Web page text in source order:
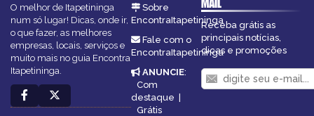
O melhor de Itapetininga
num só lugar! Dicas, onde ir,
o que fazer, as melhores
empresas, locais, serviços e
muito mais no guia Encontra
Itapetininga.
Sobre
EncontraItapetininga
Fale com o
EncontraItapetininga
ANUNCIE:
Com
destaque |
Grátis
Receba grátis as
principais notícias,
dicas e promoções